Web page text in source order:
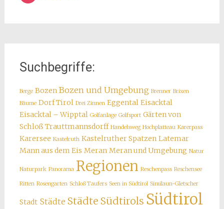
Suchbegriffe:
Berge Bozen Bozen und Umgebung Brenner Brixen
Bäume Dorf Tirol Drei Zinnen Eggental Eisacktal
Eisacktal – Wipptal Golfanlage Golfsport Gärten von
Schloß Trauttmannsdorff Handelsweg Hochplatteau Karerpass
Karersee Kastelruth Kastelruther Spatzen Latemar
Mann aus dem Eis Meran Meran und Umgebung Natur
Naturpark Panorama Regionen Reschenpass Reschensee
Ritten Rosengarten Schloß Taufers Seen in Südtirol Similaun-Gletscher
Stadt Städte Städte Südtirols Südtirol